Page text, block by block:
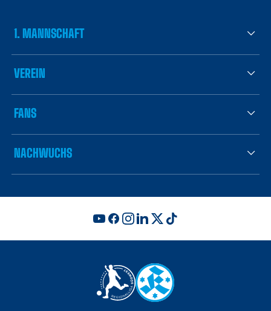
1. MANNSCHAFT
VEREIN
FANS
NACHWUCHS